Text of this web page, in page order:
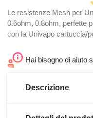
Le resistenze Mesh per
0.6ohm, 0.8ohm, perfette
con la Univapo cartuccia/
Hai bisogno di aiuto
Descrizione